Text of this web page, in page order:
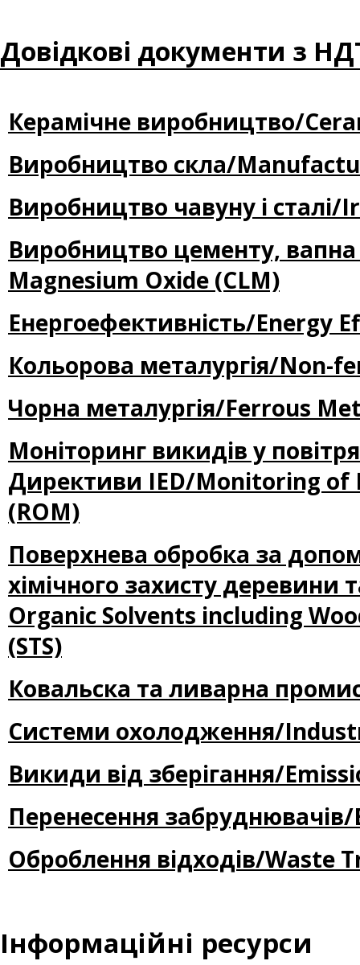
Довідкові документи з
Керамічне виробництво/
Виробництво скла/
Виробництво чавуну і
Виробництво цементу,
Magnesium Oxide (CLM)
Енергоефективність/Energy
Кольорова металургія/Non-
Чорна металургія/Ferrous
Моніторинг викидів у
Директиви IED/Monitoring of
(ROM)
Поверхнева обробка за
хімічного захисту
Organic Solvents including
(STS)
Ковальска та ливарна
Системи охолодження/
Викиди від зберігання/
Перенесення
Оброблення відходів/Waste
Інформаційні ресурси